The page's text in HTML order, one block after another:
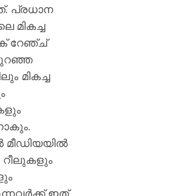
പ്രധാന
മികച്ച
റേഞ്ച്
മികച്ച
റീലുകളും